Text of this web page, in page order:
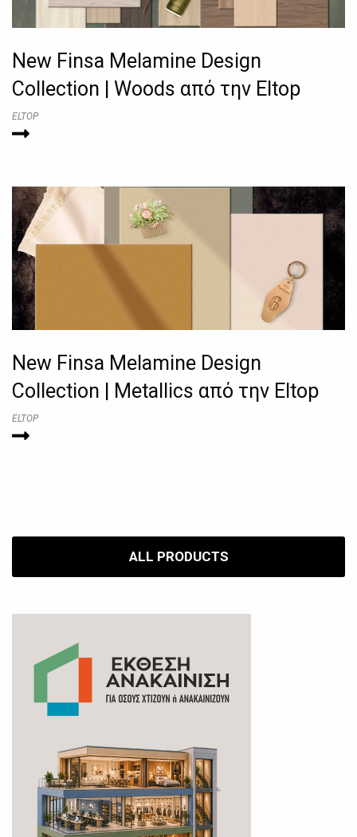
New Finsa Melamine Design
Collection | Woods από την Eltop
ELTOP
New Finsa Melamine Design
Collection | Metallics από την Eltop
ELTOP
ALL PRODUCTS